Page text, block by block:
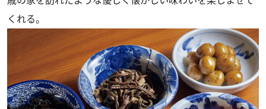
くれる。